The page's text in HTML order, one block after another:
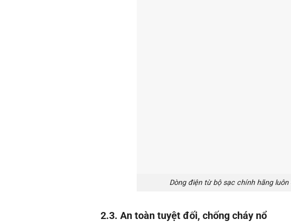
Dòng điện từ bộ sạc chính hãng
2.3. An toàn tuyệt đối, chống cháy nổ